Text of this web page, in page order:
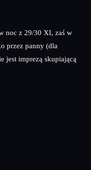
noc z 29/30 XI, zaś w
przez panny (dla
jest imprezą skupiającą